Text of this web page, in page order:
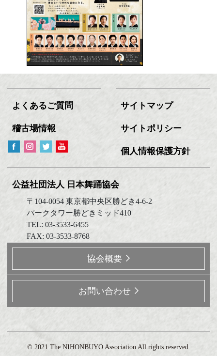
よくあるご質問
稽古場情報
サイトマップ
サイトポリシー
個人情報保護方針
公益社団法人 日本舞踊協会
〒104-0054 東京都中央区勝どき4-6-2
パークタワー勝どきミッド410
TEL: 03-3533-6455
FAX: 03-3533-8768
協会概要
お問い合わせ
©️ 2021 The NIHONBUYO Association All rights reserved.